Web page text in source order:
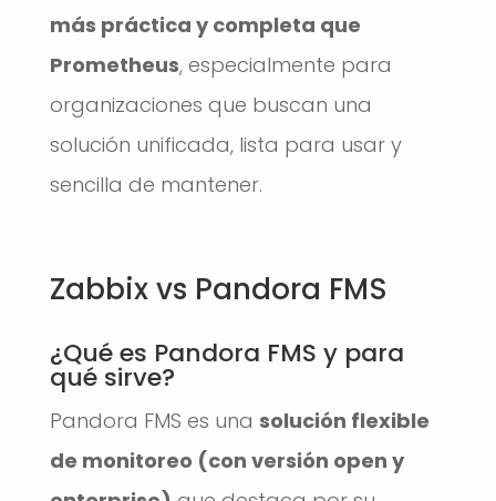
más práctica y completa que
Prometheus, especialmente para
organizaciones que buscan una
solución unificada, lista para usar y
sencilla de mantener.
Zabbix vs Pandora FMS
¿Qué es Pandora FMS y para
qué sirve?
Pandora FMS es una solución flexible
de monitoreo (con versión open y